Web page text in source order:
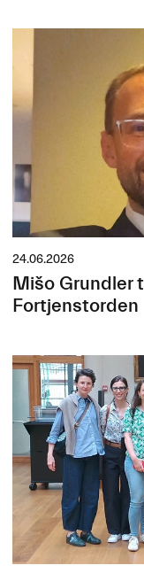
24.06.2026
Mišo Grundler
Fortjenstorden